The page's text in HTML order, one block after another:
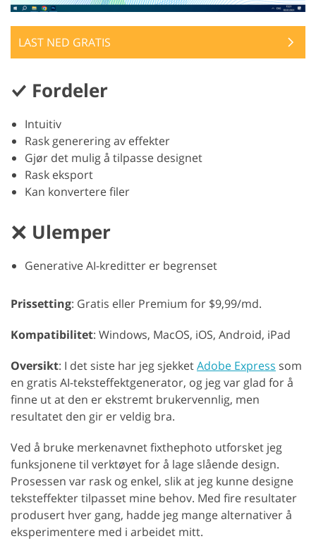
LAST NED GRATIS
Fordeler
Intuitiv
Rask generering av effekter
Gjør det mulig å tilpasse designet
Rask eksport
Kan konvertere filer
Ulemper
Generative AI-kreditter er begrenset
Prissetting: Gratis eller Premium for $9,99/md.
Kompatibilitet: Windows, MacOS, iOS, Android, iPad
Oversikt: I det siste har jeg sjekketAdobe Express som
en gratis AI-teksteffektgenerator, og jeg var glad for å
finne ut at den er ekstremt brukervennlig, men
resultatet den gir er veldig bra.
Ved å bruke merkenavnet fixthephoto utforsket jeg
funksjonene til verktøyet for å lage slående design.
Prosessen var rask og enkel, slik at jeg kunne designe
teksteffekter tilpasset mine behov. Med fire resultater
produsert hver gang, hadde jeg mange alternativer å
eksperimentere med i arbeidet mitt.